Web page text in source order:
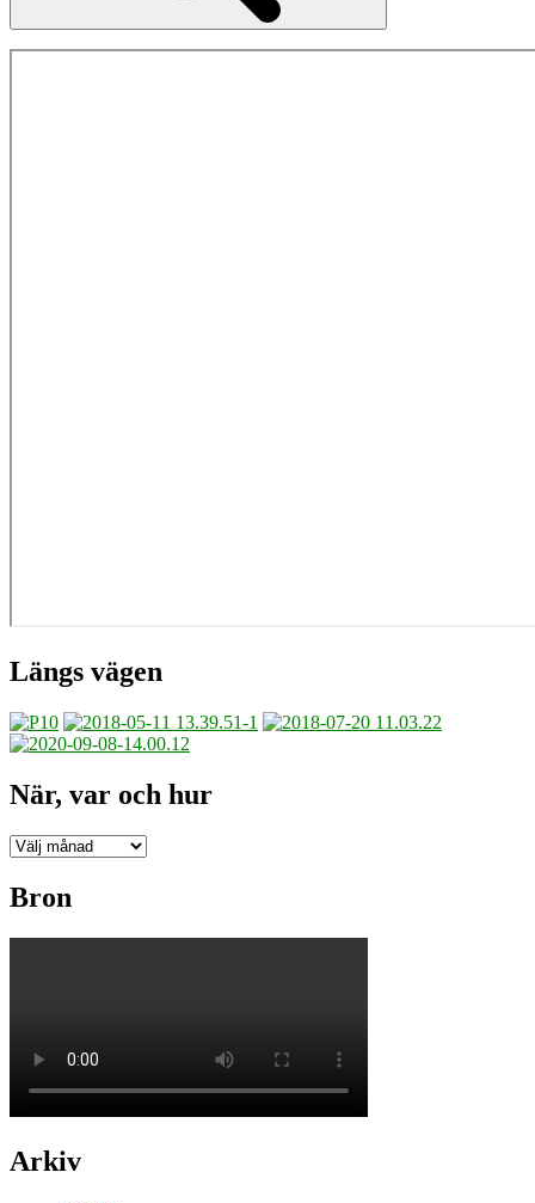
Längs vägen
När, var och hur
När,
och
hur
Bron
Arkiv